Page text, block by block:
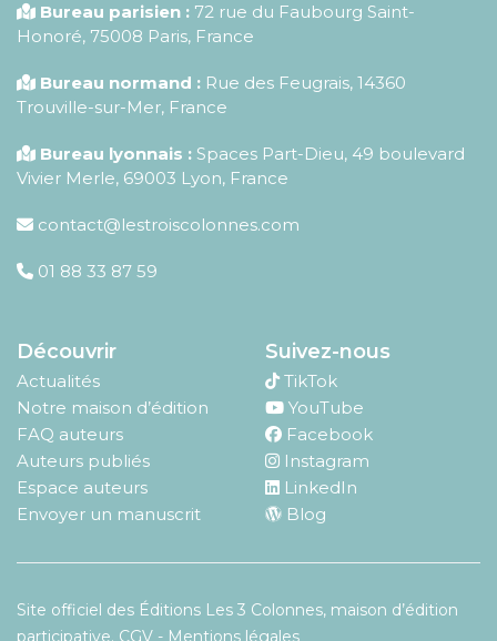
Bureau parisien : 72 rue du Faubourg Saint-
Honoré, 75008 Paris, France
Bureau normand : Rue des Feugrais, 14360
Trouville-sur-Mer, France
Bureau lyonnais : Spaces Part-Dieu, 49 boulevard
Vivier Merle, 69003 Lyon, France
contact@lestroiscolonnes.com
01 88 33 87 59
Découvrir
Actualités
Notre maison d’édition
FAQ auteurs
Auteurs publiés
Espace auteurs
Envoyer un manuscrit
Suivez-nous
TikTok
YouTube
Facebook
Instagram
LinkedIn
Blog
Site officiel des Éditions Les 3 Colonnes, maison d’édition